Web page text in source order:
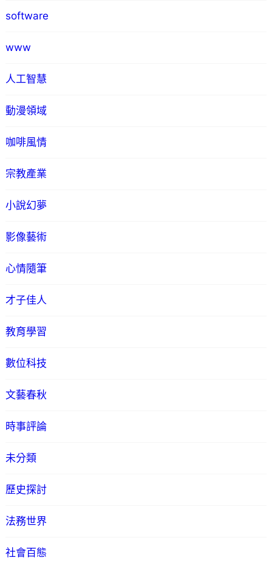
software
www
人工智慧
動漫領域
咖啡風情
宗教產業
小說幻夢
影像藝術
心情隨筆
才子佳人
教育學習
數位科技
文藝春秋
時事評論
未分類
歷史探討
法務世界
社會百態